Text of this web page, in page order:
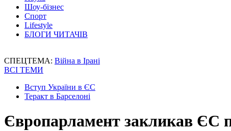
Шоу-бізнес
Спорт
Lifestyle
БЛОГИ ЧИТАЧІВ
СПЕЦТЕМА: Війна в Ірані
ВСІ ТЕМИ
Вступ України в ЄС
Теракт в Барселоні
Європарламент закликав ЄС